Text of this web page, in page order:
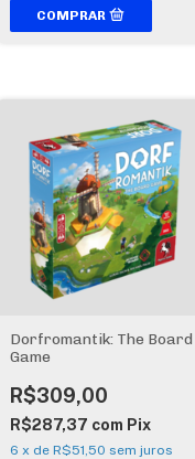
Dorfromantik: The Board
Game
R$309,00
R$287,37 com Pix
6 x deR$51,50 sem juros